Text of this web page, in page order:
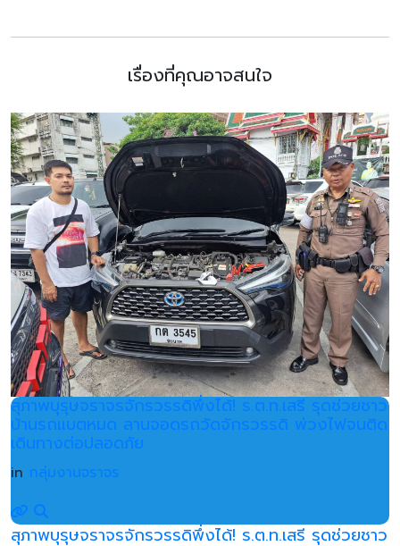
เรื่องที่คุณอาจสนใจ
สุภาพบุรุษจราจรจักรวรรดิพึ่งได้! ร.ต.ท.เสรี รุดช่วยชาว
บ้านรถแบตหมด ลานจอดรถวัดจักรวรรดิ พ่วงไฟจนติด
เดินทางต่อปลอดภัย
in กลุ่มงานจราจร
สุภาพบุรุษจราจรจักรวรรดิพึ่งได้! ร.ต.ท.เสรี รุดช่วยชาว